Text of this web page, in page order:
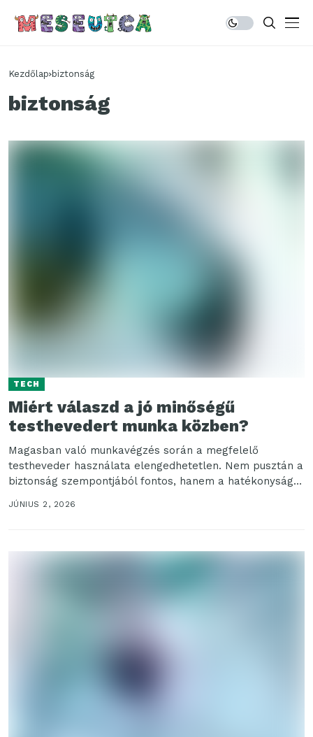
Kezdőlap biztonság
biztonság
TECH
Miért válaszd a jó minőségű
testhevedert munka közben?
Magasban való munkavégzés során a megfelelő
testheveder használata elengedhetetlen. Nem pusztán a
biztonság szempontjából fontos, hanem a hatékonyság
növelése végett is. Ha a...
JÚNIUS 2, 2026